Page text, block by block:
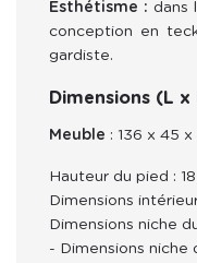
Esthétisme : dans
conception en
gardiste.
Dimensions (L x
Meuble : 136 x 45
Hauteur du pied :
Dimensions
Dimensions niche
- Dimensions niche